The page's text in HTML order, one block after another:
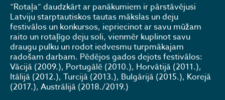
“Rotaļa” daudzkārt ar panākumiem ir pārstāvējusi
Latviju starptautiskos tautas mākslas un deju
festivālos un konkursos, iepriecinot ar savu mūžam
raito un rotaļīgo deju soli, vienmēr kuplinot savu
draugu pulku un rodot iedvesmu turpmākajam
radošam darbam. Pēdējos gados dejots festivālos:
Vācijā (2009.), Portugālē (2010.), Horvātijā (2011.),
Itālijā (2012.), Turcijā (2013.), Bulgārijā (2015.), Korejā
(2017.), Austrālijā (2018./2019.)